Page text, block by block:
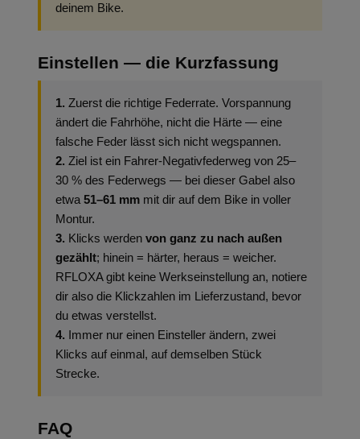
deinem Bike.
Einstellen — die Kurzfassung
1. Zuerst die richtige Federrate. Vorspannung
ändert die Fahrhöhe, nicht die Härte — eine
falsche Feder lässt sich nicht wegspannen.
2. Ziel ist ein Fahrer-Negativfederweg von 25–
30 % des Federwegs — bei dieser Gabel also
etwa 51–61 mm mit dir auf dem Bike in voller
Montur.
3. Klicks werden von ganz zu nach außen
gezählt; hinein = härter, heraus = weicher.
RFLOXA gibt keine Werkseinstellung an, notiere
dir also die Klickzahlen im Lieferzustand, bevor
du etwas verstellst.
4. Immer nur einen Einsteller ändern, zwei
Klicks auf einmal, auf demselben Stück
Strecke.
FAQ